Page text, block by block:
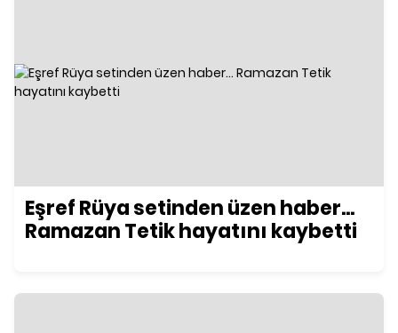
Eşref Rüya setinden üzen haber...
Ramazan Tetik hayatını kaybetti